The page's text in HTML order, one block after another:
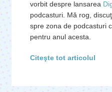
vorbit despre lansarea
podcasturi. Mă rog,
spre zona de podcasturi
pentru anul acesta.
Citeşte tot articolul